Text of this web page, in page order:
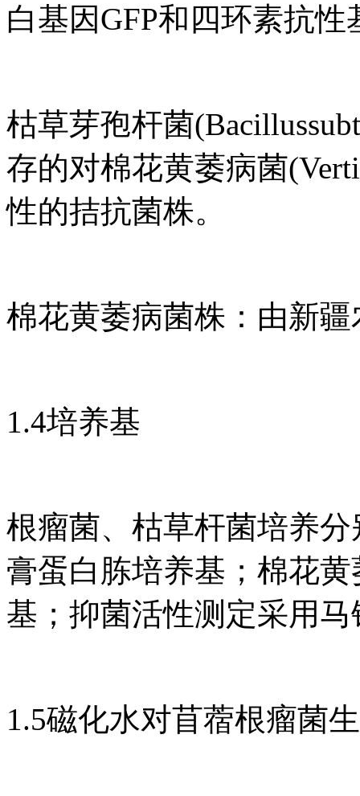
白基因GFP和四环素抗
枯草芽孢杆菌
存的对棉花黄萎病菌
性的拮抗菌株。
棉花黄萎病菌株：由新
1.4培养基
根瘤菌、枯草杆菌培养
膏蛋白胨培养基；棉花
基；抑菌活性测定采用
1.5磁化水对苜蓿根瘤菌